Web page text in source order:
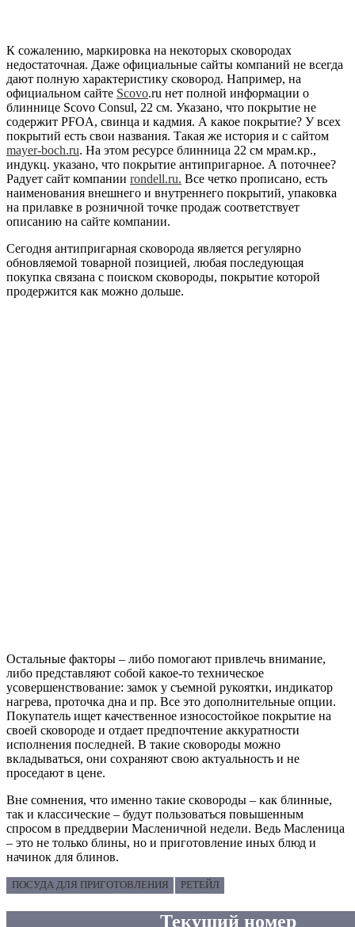
К сожалению, маркировка на некоторых сковородах
недостаточная. Даже официальные сайты компаний не всегда
дают полную характеристику сковород. Например, на
официальном сайте Scovo.ru нет полной информации о
блиннице Scovo Consul, 22 см. Указано, что покрытие не
содержит PFOA, свинца и кадмия. А какое покрытие? У всех
покрытий есть свои названия. Такая же история и с сайтом
mayer-boch.ru. На этом ресурсе блинница 22 см мрам.кр.,
индукц. указано, что покрытие антипригарное. А поточнее?
Радует сайт компании rondell.ru. Все четко прописано, есть
наименования внешнего и внутреннего покрытий, упаковка
на прилавке в розничной точке продаж соответствует
описанию на сайте компании.
Сегодня антипригарная сковорода является регулярно
обновляемой товарной позицией, любая последующая
покупка связана с поиском сковороды, покрытие которой
продержится как можно дольше.
Остальные факторы – либо помогают привлечь внимание,
либо представляют собой какое-то техническое
усовершенствование: замок у съемной рукоятки, индикатор
нагрева, проточка дна и пр. Все это дополнительные опции.
Покупатель ищет качественное износостойкое покрытие на
своей сковороде и отдает предпочтение аккуратности
исполнения последней. В такие сковороды можно
вкладываться, они сохраняют свою актуальность и не
проседают в цене.
Вне сомнения, что именно такие сковороды – как блинные,
так и классические – будут пользоваться повышенным
спросом в преддверии Масленичной недели. Ведь Масленица
– это не только блины, но и приготовление иных блюд и
начинок для блинов.
ПОСУДА ДЛЯ ПРИГОТОВЛЕНИЯ РЕТЕЙЛ
Текущий номер